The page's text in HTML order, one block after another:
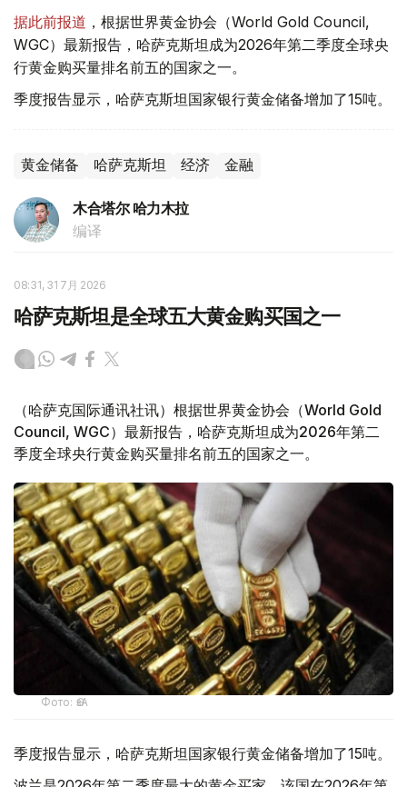
据此前报道 ，根据世界黄金协会（World Gold Council,
WGC）最新报告，哈萨克斯坦成为2026年第二季度全球央
行黄金购买量排名前五的国家之一。
季度报告显示，哈萨克斯坦国家银行黄金储备增加了15吨。
黄金储备 哈萨克斯坦 经济 金融
木合塔尔 哈力木拉
编译
08:31, 31 7月 2026
哈萨克斯坦是全球五大黄金购买国之一
（哈萨克国际通讯社讯）根据世界黄金协会（World Gold
Council, WGC）最新报告，哈萨克斯坦成为2026年第二
季度全球央行黄金购买量排名前五的国家之一。
Фото: ӨзА
季度报告显示，哈萨克斯坦国家银行黄金储备增加了15吨。